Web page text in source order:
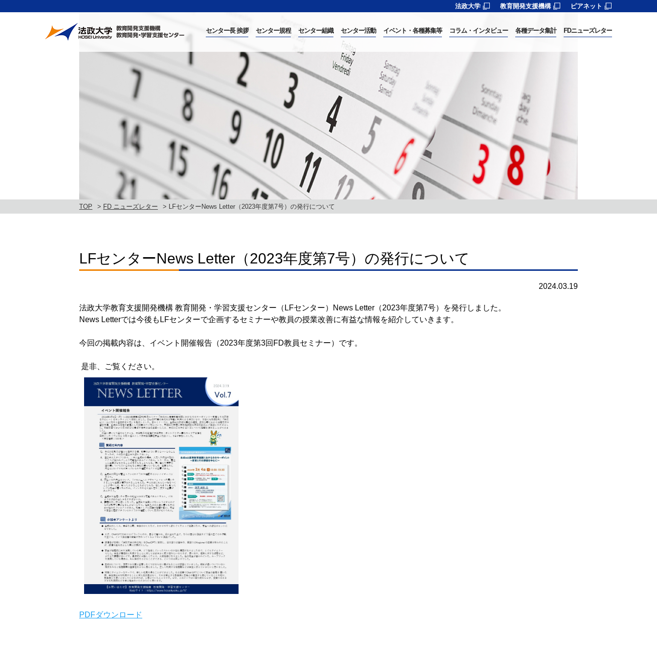
法政大学 教育開発支援機構 ピアネット
センター長 挨拶 センター規程 センター組織 センター活動 イベント・各種募集等 コラム・インタビュー 各種データ集計 FDニューズレター
TOP FD ニューズレター LFセンターNews Letter（2023年度第7号）の発行について
LFセンターNews Letter（2023年度第7号）の発行について
2024.03.19
法政大学教育支援開発機構 教育開発・学習支援センター（LFセンター）News Letter（2023年度第7号）を発行しました。
News Letterでは今後もLFセンターで企画するセミナーや教員の授業改善に有益な情報を紹介していきます。
今回の掲載内容は、イベント開催報告（2023年度第3回FD教員セミナー）です。
是非、ご覧ください。
PDFダウンロード